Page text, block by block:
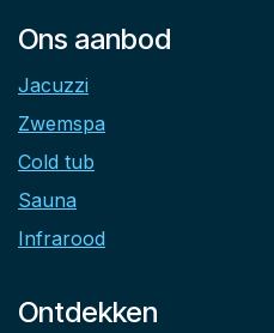
Ons aanbod
Jacuzzi
Zwemspa
Cold tub
Sauna
Infrarood
Ontdekken